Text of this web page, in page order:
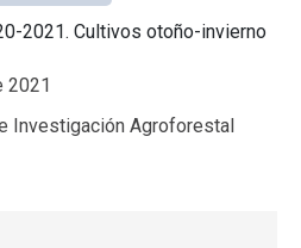
2021. Cultivos otoño-invierno
2021
Investigación Agroforestal